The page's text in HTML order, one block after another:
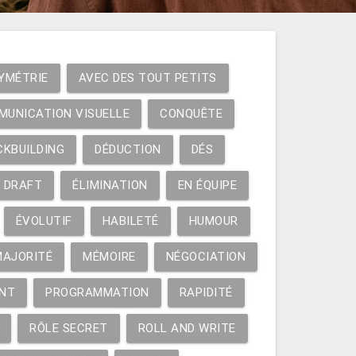
AVEC DES TOUT PETITS
VISUELLE CONQUÊTE
DÉDUCTION DÉS
DRAFT ÉLIMINATION EN ÉQUIPE
ÉVOLUTIF HABILETÉ HUMOUR
MÉMOIRE NÉGOCIATION
PROGRAMMATION RAPIDITÉ
RÔLE SECRET ROLL AND WRITE